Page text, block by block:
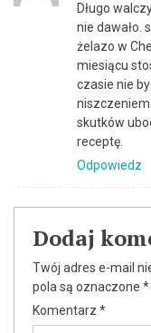
Długo
nie dawało.
żelazo w
miesiącu
czasie nie
niszczeniem
skutków
receptę.
Odpowiedz
Dodaj
Twój adres e-mail
pola są oznaczone *
Komentarz *